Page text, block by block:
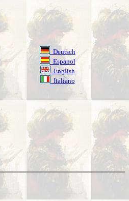
Deutsch
Espanol
English
Italiano